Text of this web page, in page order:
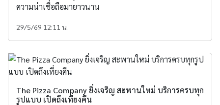
ความน่าเชื่อถือมายาวนาน
29/5/69 12:11 น.
The Pizza Company ยิ่งเจริญ สะพานใหม่ บริการครบทุก
รูปแบบ เปิดถึงเที่ยงคืน